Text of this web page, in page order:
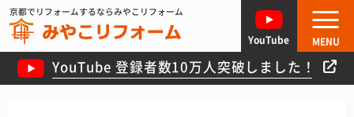
京都でリフォームするならみやこリフォーム
YouTube 登録者数10万人突破しました！
YouTube MENU